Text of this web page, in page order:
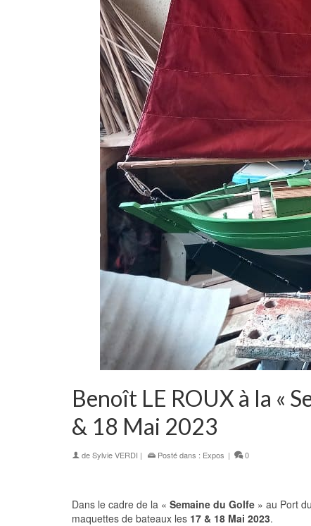
Benoît LE ROUX à la «
& 18 Mai 2023
deSylvie VERDI | Posté dans : Expos | 0
Dans le cadre de la « Semaine du Golfe » au Port
maquettes de bateaux les 17 & 18 Mai 2023.